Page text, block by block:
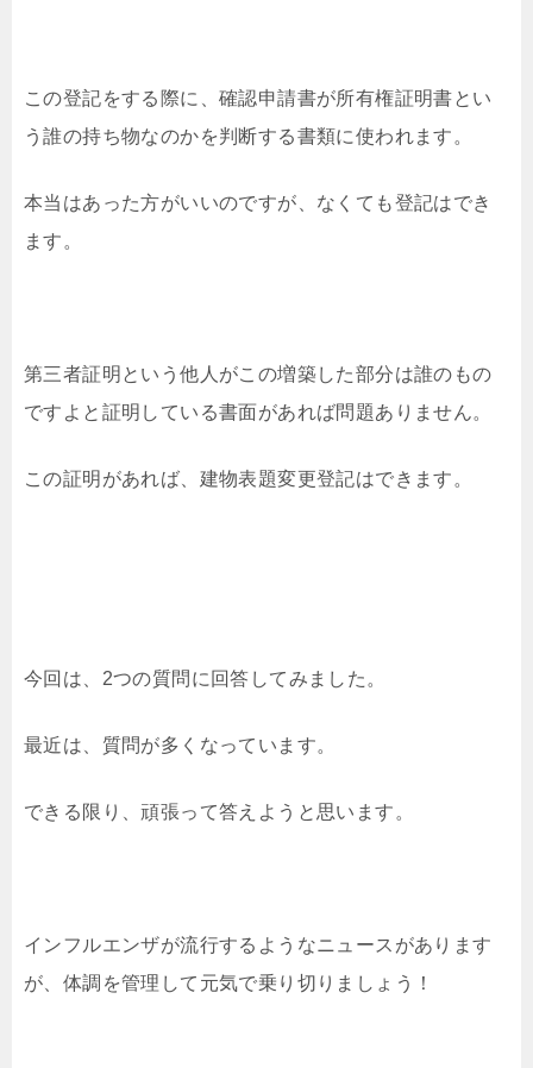
この登記をする際に、確認申請書が所有権証明書とい
う誰の持ち物なのかを判断する書類に使われます。
本当はあった方がいいのですが、なくても登記はでき
ます。
第三者証明という他人がこの増築した部分は誰のもの
ですよと証明している書面があれば問題ありません。
この証明があれば、建物表題変更登記はできます。
今回は、2つの質問に回答してみました。
最近は、質問が多くなっています。
できる限り、頑張って答えようと思います。
インフルエンザが流行するようなニュースがあります
が、体調を管理して元気で乗り切りましょう！